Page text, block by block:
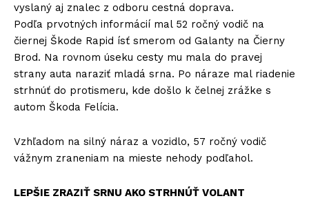
vyslaný aj znalec z odboru cestná doprava.
Podľa prvotných informácií mal 52 ročný vodič na
čiernej Škode Rapid ísť smerom od Galanty na Čierny
Brod. Na rovnom úseku cesty mu mala do pravej
strany auta naraziť mladá srna. Po náraze mal riadenie
strhnúť do protismeru, kde došlo k čelnej zrážke s
autom Škoda Felícia.
Vzhľadom na silný náraz a vozidlo, 57 ročný vodič
vážnym zraneniam na mieste nehody podľahol.
LEPŠIE ZRAZIŤ SRNU AKO STRHNÚŤ VOLANT